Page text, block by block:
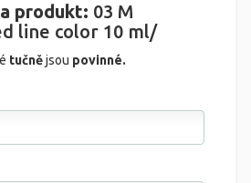
produkt: 03 M
line color 10 ml/
tučnějsou povinné.